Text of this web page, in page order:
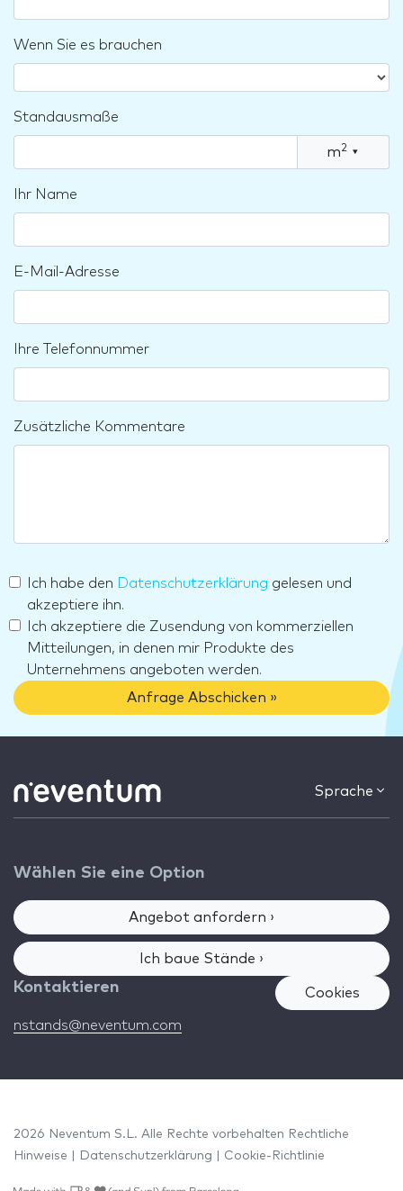
Wenn Sie es brauchen
Standausmaße
m2 ▾
Ihr Name
E-Mail-Adresse
Ihre Telefonnummer
Zusätzliche Kommentare
Ich habe den Datenschutzerklärung gelesen und
akzeptiere ihn.
Ich akzeptiere die Zusendung von kommerziellen
Mitteilungen, in denen mir Produkte des
Unternehmens angeboten werden.
Anfrage Abschicken »
Sprache
Wählen Sie eine Option
Angebot anfordern ›
Ich baue Stände ›
Kontaktieren
nstands@neventum.com
Cookies
2026 Neventum S.L. Alle Rechte vorbehalten Rechtliche
Hinweise
Datenschutzerklärung Cookie-Richtlinie